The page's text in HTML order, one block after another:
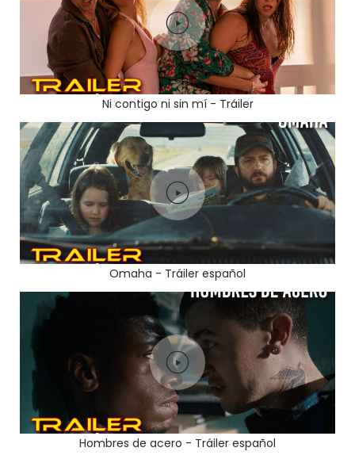
Ni contigo ni sin mí - Tráiler
Omaha - Tráiler español
Hombres de acero - Tráiler español